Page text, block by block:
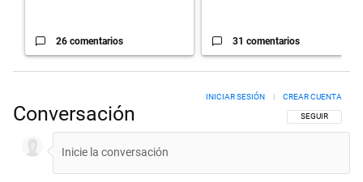
26 comentarios 31 comentarios
Conversación SIGA ESTA
SEGUIR
INICIAR SESIÓN | CREAR CUENTA